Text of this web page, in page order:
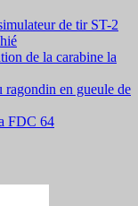
de tir ST-2
de la carabine la
ragondin en gueule de
FDC 64